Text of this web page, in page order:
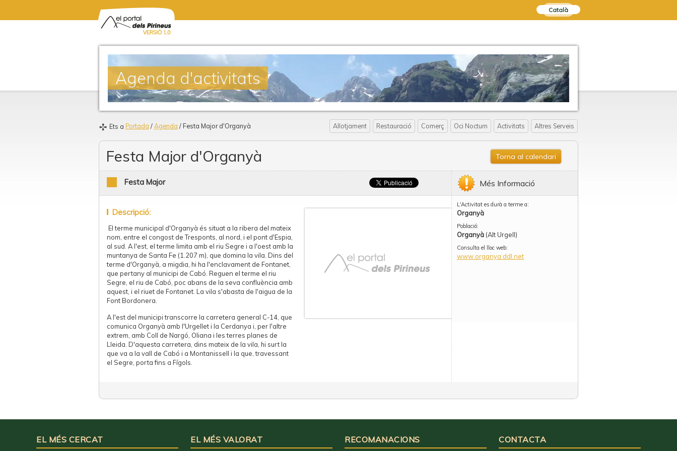
Català
Agenda d'activitats
Ets a Portada / Agenda / Festa Major d'Organyà Allotjament Restauració Comerç Oci Nocturn Activitats Altres Serveis
Festa Major d'Organyà Torna al calendari
Festa Major
Descripció:
El terme municipal d'Organyà és situat a la ribera del mateix
nom, entre el congost de Tresponts, al nord, i el pont d'Espia,
al sud. A l'est, el terme limita amb el riu Segre i a l'oest amb la
muntanya de Santa Fe (1.207 m), que domina la vila. Dins del
terme d'Organyà, a migdia, hi ha l'enclavament de Fontanet,
que pertany al municipi de Cabó. Reguen el terme el riu
Segre, el riu de Cabó, poc abans de la seva confluència amb
aquest, i el riuet de Fontanet. La vila s'abasta de l'aigua de la
Font Bordonera.
A l'est del municipi transcorre la carretera general C-14, que
comunica Organyà amb l'Urgellet i la Cerdanya i, per l'altre
extrem, amb Coll de Nargó, Oliana i les terres planes de
Lleida. D'aquesta carretera, dins mateix de la vila, hi surt la
que va a la vall de Cabó i a Montanissell i la que, travessant
el Segre, porta fins a Fígols.
Més Informació
L'Activitat es durà a terme a:
Organyà
Població:
Organyà (Alt Urgell)
Consulta el lloc web:
www.organya.ddl.net
EL MÉS CERCAT EL MÉS VALORAT RECOMANACIONS CONTACTA